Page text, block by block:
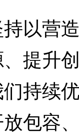
营造
提升
持续
包容